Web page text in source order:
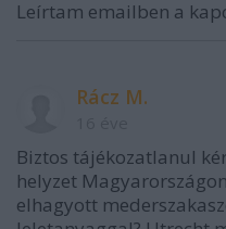
Leírtam emailben a
Rácz M.
Biztos tájékozatlanul
helyzet
elhagyott